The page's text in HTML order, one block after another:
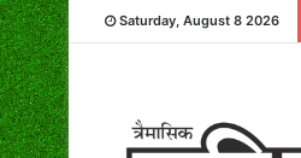
Saturday, August 8 2026